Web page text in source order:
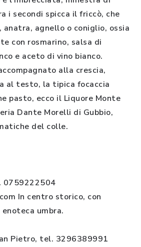
i secondi spicca il friccò, che
anatra, agnello o coniglio, ossia
con rosmarino, salsa di
e aceto di vino bianco.
alla crescia,
al testo, la tipica focaccia
pasto, ecco il Liquore Monte
Dante Morelli di Gubbio,
del colle.
0759222504
In centro storico, con
umbra.
Pietro, tel. 3296389991